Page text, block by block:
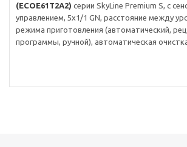
(ECOE61T2A2) серии SkyLine Premium S, с
управлением, 5x1/1 GN, расстояние между
режима приготовления (автоматический,
программы, ручной), автоматическая